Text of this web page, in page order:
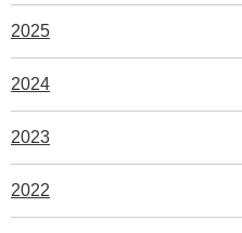
2025
2024
2023
2022